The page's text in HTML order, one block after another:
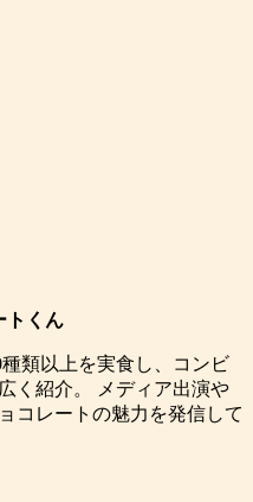
トくん
類以上を実食し、コンビ
く紹介。 メディア出演や
コレートの魅力を発信して